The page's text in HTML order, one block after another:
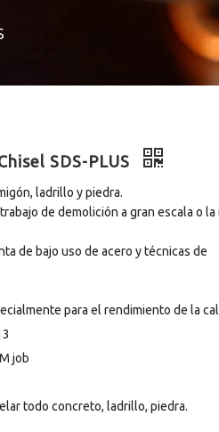
SDS-PLUS
ladrillo y piedra.
de demolición a gran escala o la
de bajo uso de acero y técnicas de
para el rendimiento de la
job
todo concreto, ladrillo, piedra.